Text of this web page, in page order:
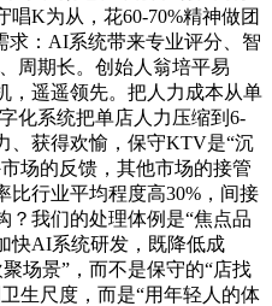
K为从，花60-70%精神做团
求：AI系统带来专业评分、智
周期长。创始人翁培平易
，遥遥领先。把人力成本从单
化系统把单店人力压缩到6-
、获得欢愉，保守KTV是“沉
场的反馈，其他市场的接管
比行业平均程度高30%，间接
？我们的处理体例是“焦点品
快AI系统研发，既降低成
场景”，而不是保守的“店找
生尺度，而是“用年轻人的体